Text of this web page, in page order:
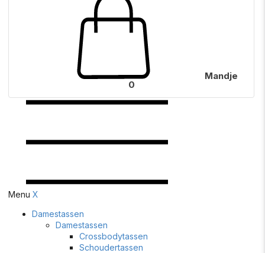
Mandje
0
Menu X
Damestassen
Damestassen
Crossbodytassen
Schoudertassen